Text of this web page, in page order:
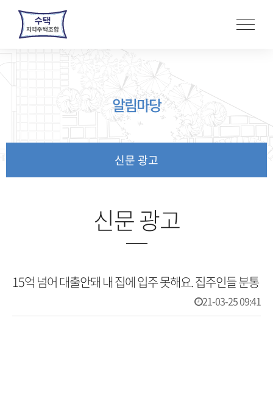
로
알림마당
신문 광고
신문 광고
15억 넘어 대출안돼 내 집에 입주 못해요. 집주인들 분통
21-03-25 09:41